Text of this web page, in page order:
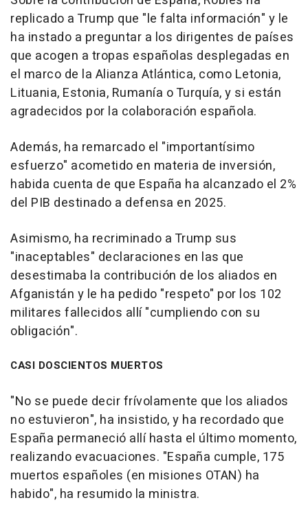
replicado a Trump que "le falta información" y le
ha instado a preguntar a los dirigentes de países
que acogen a tropas españolas desplegadas en
el marco de la Alianza Atlántica, como Letonia,
Lituania, Estonia, Rumanía o Turquía, y si están
agradecidos por la colaboración española.
Además, ha remarcado el "importantísimo
esfuerzo" acometido en materia de inversión,
habida cuenta de que España ha alcanzado el 2%
del PIB destinado a defensa en 2025.
Asimismo, ha recriminado a Trump sus
"inaceptables" declaraciones en las que
desestimaba la contribución de los aliados en
Afganistán y le ha pedido "respeto" por los 102
militares fallecidos allí "cumpliendo con su
obligación".
CASI DOSCIENTOS MUERTOS
"No se puede decir frívolamente que los aliados
no estuvieron", ha insistido, y ha recordado que
España permaneció allí hasta el último momento,
realizando evacuaciones. "España cumple, 175
muertos españoles (en misiones OTAN) ha
habido", ha resumido la ministra.